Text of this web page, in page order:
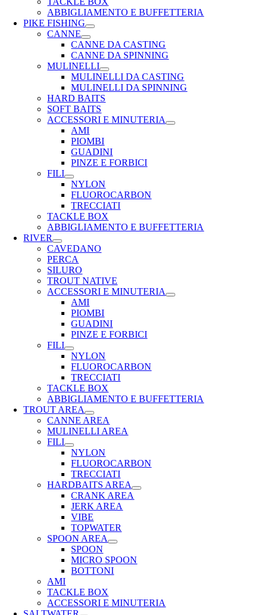
ABBIGLIAMENTO E BUFFETTERIA
PIKE FISHING
CANNE
CANNE DA CASTING
CANNE DA SPINNING
MULINELLI
MULINELLI DA CASTING
MULINELLI DA SPINNING
HARD BAITS
SOFT BAITS
ACCESSORI E MINUTERIA
AMI
PIOMBI
GUADINI
PINZE E FORBICI
FILI
NYLON
FLUOROCARBON
TRECCIATI
TACKLE BOX
ABBIGLIAMENTO E BUFFETTERIA
RIVER
CAVEDANO
PERCA
SILURO
TROUT NATIVE
ACCESSORI E MINUTERIA
AMI
PIOMBI
GUADINI
PINZE E FORBICI
FILI
NYLON
FLUOROCARBON
TRECCIATI
TACKLE BOX
ABBIGLIAMENTO E BUFFETTERIA
TROUT AREA
CANNE AREA
MULINELLI AREA
FILI
NYLON
FLUOROCARBON
TRECCIATI
HARDBAITS AREA
CRANK AREA
JERK AREA
VIBE
TOPWATER
SPOON AREA
SPOON
MICRO SPOON
BOTTONI
AMI
TACKLE BOX
ACCESSORI E MINUTERIA